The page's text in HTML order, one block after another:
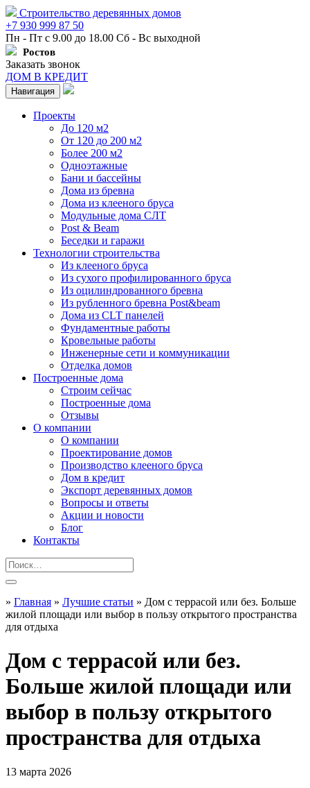
Строительство деревянных домов
+7 930 999 87 50
Пн - Пт с 9.00 до 18.00 Сб - Вс выходной
Ростов
Заказать звонок
ДОМ В КРЕДИТ
Навигация
Проекты
До 120 м2
От 120 до 200 м2
Более 200 м2
Одноэтажные
Бани и бассейны
Дома из бревна
Дома из клееного бруса
Модульные дома СЛТ
Post & Beam
Беседки и гаражи
Технологии строительства
Из клееного бруса
Из сухого профилированного бруса
Из оцилиндрованного бревна
Из рубленного бревна Post&beam
Дома из CLT панелей
Фундаментные работы
Кровельные работы
Инженерные сети и коммуникации
Отделка домов
Построенные дома
Строим сейчас
Построенные дома
Отзывы
О компании
О компании
Проектирование домов
Производство клееного бруса
Дом в кредит
Экспорт деревянных домов
Вопросы и ответы
Акции и новости
Блог
Контакты
» Главная » Лучшие статьи » Дом с террасой или без. Больше
жилой площади или выбор в пользу открытого пространства
для отдыха
Дом с террасой или без.
Больше жилой площади или
выбор в пользу открытого
пространства для отдыха
13 марта 2026